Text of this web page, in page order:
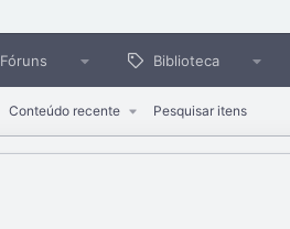
Fóruns Biblioteca
Conteúdo recente Pesquisar itens